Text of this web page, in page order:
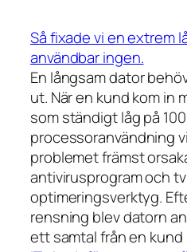
Så fixade vi en extrem
användbar ingen.
En långsam dator
ut. När en kund kom in
som ständigt låg på
processoranvändning
problemet främst
antivirusprogram och
optimeringsverktyg.
rensning blev datorn
ett samtal från en